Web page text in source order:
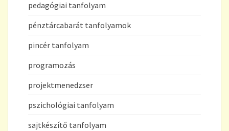
pedagógiai tanfolyam
pénztárcabarát tanfolyamok
pincér tanfolyam
programozás
projektmenedzser
pszichológiai tanfolyam
sajtkészítő tanfolyam